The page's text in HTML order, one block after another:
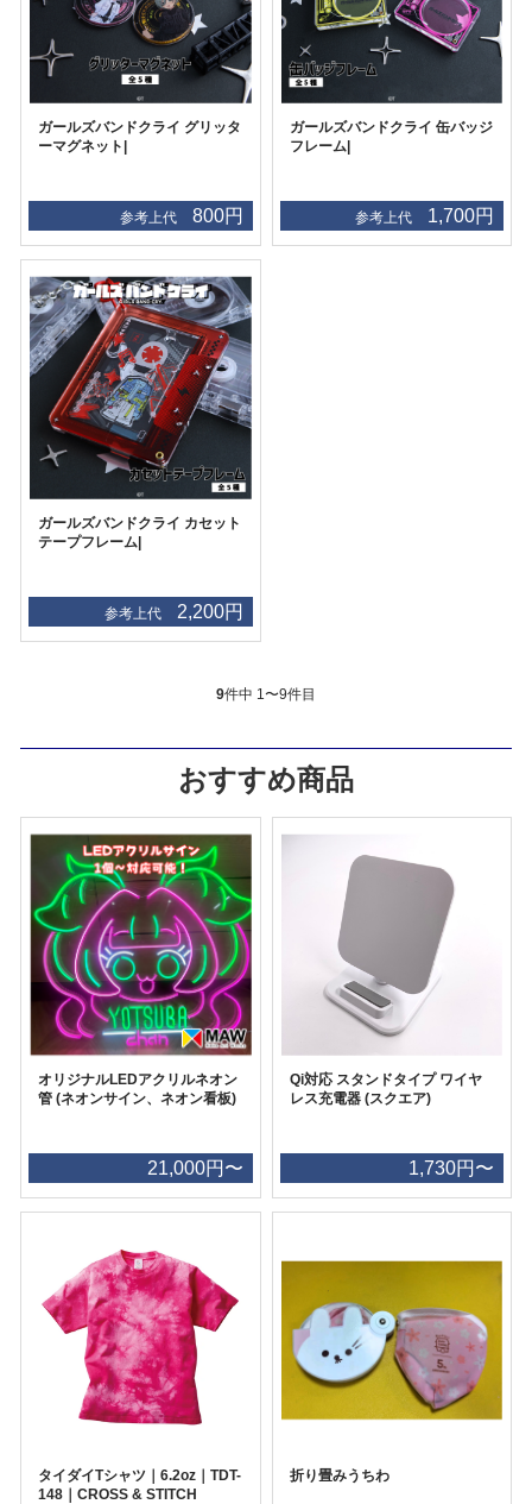
ガールズバンドクライ グリッタ
ーマグネット|
参考上代 800円
ガールズバンドクライ 缶バッジ
フレーム|
参考上代 1,700円
ガールズバンドクライ カセット
テープフレーム|
参考上代 2,200円
9件中 1〜9件目
おすすめ商品
オリジナルLEDアクリルネオン
管 (ネオンサイン、ネオン看板)
21,000円〜
Qi対応 スタンドタイプ ワイヤ
レス充電器 (スクエア)
1,730円〜
タイダイTシャツ｜6.2oz｜TDT-
148｜CROSS & STITCH
折り畳みうちわ